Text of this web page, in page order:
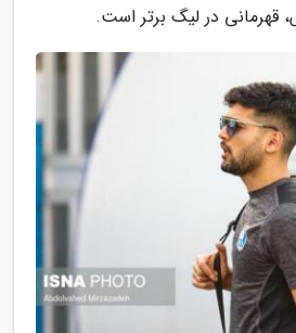
قهرمانی در لیگ برتر است.